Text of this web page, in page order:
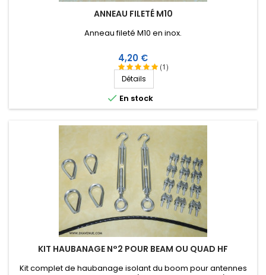
ANNEAU FILETÉ M10
(1)
Anneau fileté M10 en inox.
Prix
4,20 €
Détails
 En stock
KIT HAUBANAGE N°2 POUR BEAM OU QUAD HF
Kit complet de haubanage isolant du boom pour antennes